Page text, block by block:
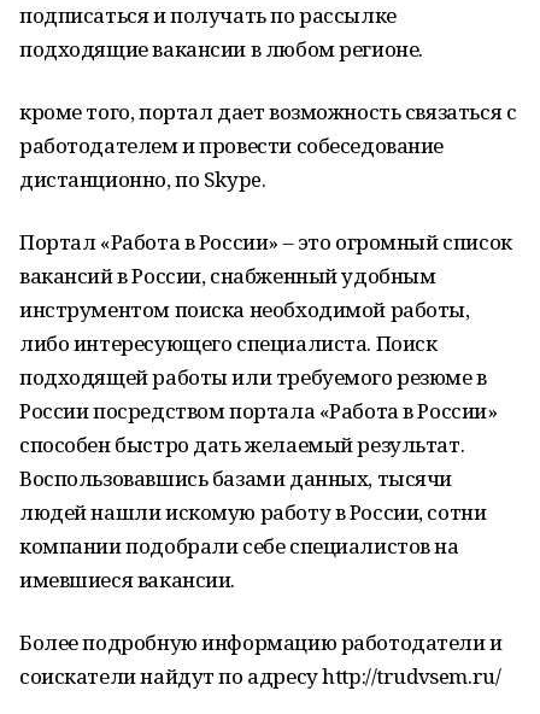
подписаться и получать по рассылке
подходящие вакансии в любом регионе.
кроме того, портал дает возможность связаться с
работодателем и провести собеседование
дистанционно, по Skype.
Портал «Работа в России» – это огромный список
вакансий в России, снабженный удобным
инструментом поиска необходимой работы,
либо интересующего специалиста. Поиск
подходящей работы или требуемого резюме в
России посредством портала «Работа в России»
способен быстро дать желаемый результат.
Воспользовавшись базами данных, тысячи
людей нашли искомую работу в России, сотни
компании подобрали себе специалистов на
имевшиеся вакансии.
Более подробную информацию работодатели и
соискатели найдут по адресу http://trudvsem.ru/